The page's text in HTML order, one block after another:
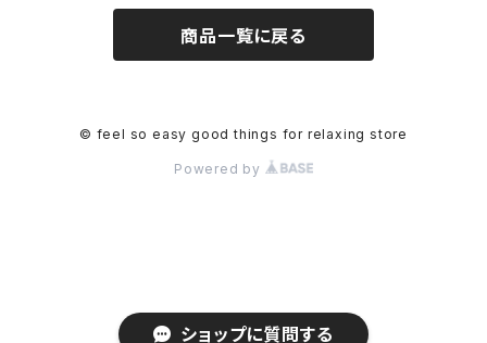
ショップに質問する
商品一覧に戻る
© feel so easy good things for relaxing store
Powered by